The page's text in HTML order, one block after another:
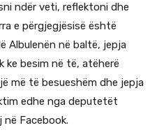
ndër veti, reflektoni dhe
e përgjegjësisë është
Albulenën në baltë, jepja
ke besim në të, atëherë
më të besueshëm dhe jepja
edhe nga deputetët
në Facebook.